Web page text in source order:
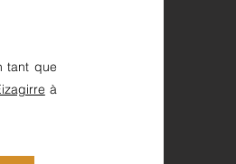
que
à